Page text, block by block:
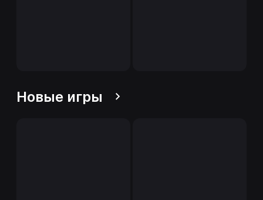
Новые игры